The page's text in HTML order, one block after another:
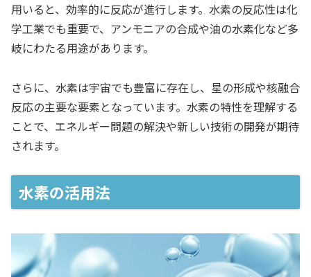
用いると、効率的に反応が進行します。水素の反応性は化
学工業でも重要で、アンモニアの合成や油の水素化など多
岐にわたる用途があります。
さらに、水素は宇宙でも豊富に存在し、星の形成や核融合
反応の主要な要素となっています。水素の特性を理解する
ことで、エネルギー問題の解決や新しい技術の開発が期待
されます。
水素の活用法